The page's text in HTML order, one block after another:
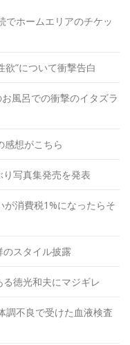
でホームエリアのチケッ
欲”について衝撃告白
風呂での衝撃のイタズラ
感想がこちら
り写真集発売を発表
が消費税1%になったらそ
のスタイル披露
徳光和夫にマジギレ
調不良で受けた血液検査